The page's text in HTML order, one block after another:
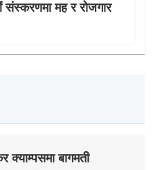
मह र रोजगार
क्याम्पसमा बागमती